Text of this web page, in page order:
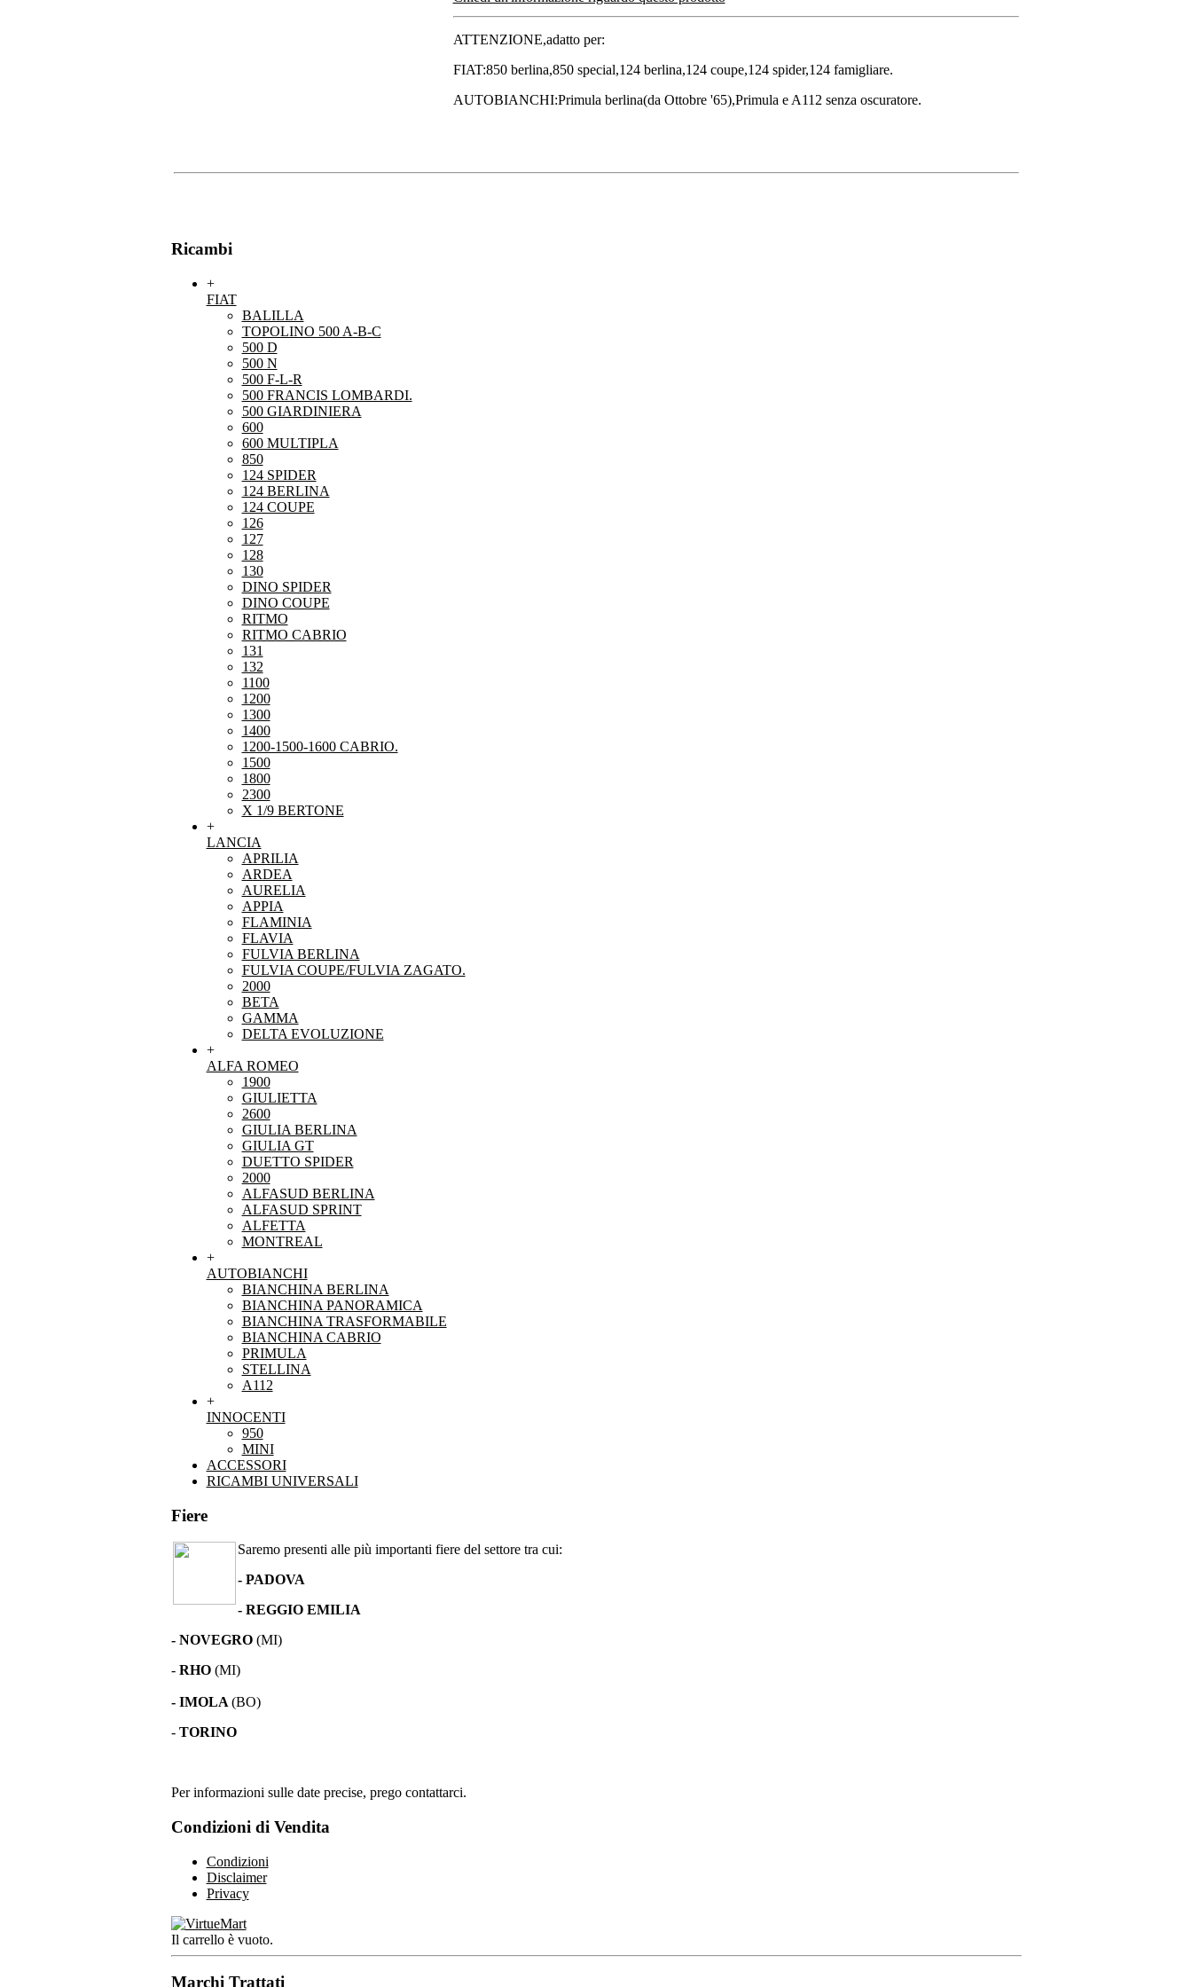
ATTENZIONE,adatto per:
FIAT:850 berlina,850 special,124 berlina,124 coupe,124 spider,124 famigliare.
AUTOBIANCHI:Primula berlina(da Ottobre '65),Primula e A112 senza oscuratore.
Ricambi
+
FIAT
BALILLA
TOPOLINO 500 A-B-C
500 D
500 N
500 F-L-R
500 FRANCIS LOMBARDI.
500 GIARDINIERA
600
600 MULTIPLA
850
124 SPIDER
124 BERLINA
124 COUPE
126
127
128
130
DINO SPIDER
DINO COUPE
RITMO
RITMO CABRIO
131
132
1100
1200
1300
1400
1200-1500-1600 CABRIO.
1500
1800
2300
X 1/9 BERTONE
+
LANCIA
APRILIA
ARDEA
AURELIA
APPIA
FLAMINIA
FLAVIA
FULVIA BERLINA
FULVIA COUPE/FULVIA ZAGATO.
2000
BETA
GAMMA
DELTA EVOLUZIONE
+
ALFA ROMEO
1900
GIULIETTA
2600
GIULIA BERLINA
GIULIA GT
DUETTO SPIDER
2000
ALFASUD BERLINA
ALFASUD SPRINT
ALFETTA
MONTREAL
+
AUTOBIANCHI
BIANCHINA BERLINA
BIANCHINA PANORAMICA
BIANCHINA TRASFORMABILE
BIANCHINA CABRIO
PRIMULA
STELLINA
A112
+
INNOCENTI
950
MINI
ACCESSORI
RICAMBI UNIVERSALI
Fiere
Saremo presenti alle più importanti fiere del settore tra cui:
- PADOVA
- REGGIO EMILIA
- NOVEGRO(MI)
-RHO (MI)
- IMOLA (BO)
- TORINO
Per informazioni sulle date precise, prego contattarci.
Condizioni di Vendita
Condizioni
Disclaimer
Privacy
Il carrello è vuoto.
Marchi Trattati